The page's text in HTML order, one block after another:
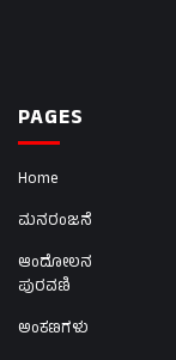
PAGES
Home
ಮನರಂಜನೆ
ಆಂದೋಲನ
ಪುರವಣಿ
ಅಂಕಣಗಳು